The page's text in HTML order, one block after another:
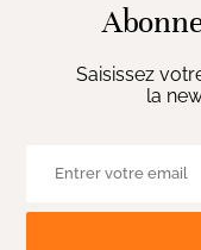
Saisissez
la